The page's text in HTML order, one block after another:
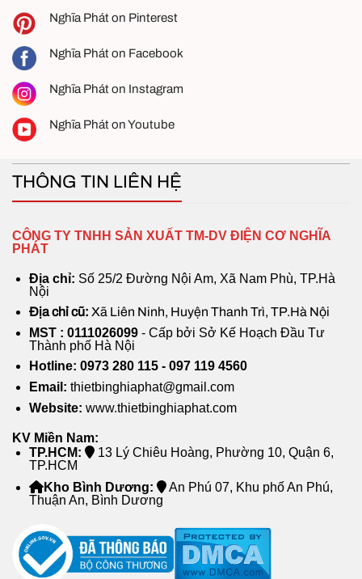
Nghĩa Phát on Pinterest
Nghĩa Phát on Facebook
Nghĩa Phát on Instagram
Nghĩa Phát on Youtube
THÔNG TIN LIÊN HỆ
CÔNG TY TNHH SẢN XUẤT TM-DV ĐIỆN CƠ NGHĨA
PHÁT
Địa chỉ: Số 25/2 Đường Nội Am, Xã Nam Phù, TP.Hà
Nội
Địa chỉ cũ: Xã Liên Ninh, Huyện Thanh Trì, TP.Hà Nội
MST : 0111026099 - Cấp bởi Sở Kế Hoạch Đầu Tư
Thành phố Hà Nội
Hotline: 0973 280 115 - 097 119 4560
Email: thietbinghiaphat@gmail.com
Website: www.thietbinghiaphat.com
KV Miền Nam:
TP.HCM:
13 Lý Chiêu Hoàng, Phường 10, Quận 6,
TP.HCM
Kho Bình Dương:
An Phú 07, Khu phố An Phú,
Thuận An, Bình Dương